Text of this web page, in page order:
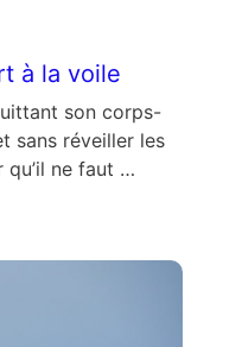
à la voile
son corps-
sans réveiller les
ne faut …